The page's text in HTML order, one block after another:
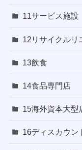
11サービス施設
12リサイクルリ
13飲食
14食品専門店
15海外資本大型
16ディスカウン